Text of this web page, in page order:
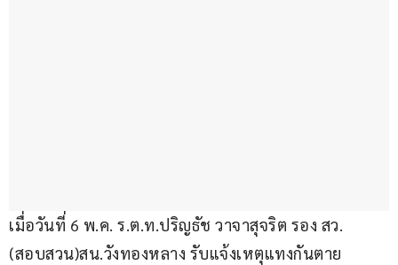
เมื่อวันที่ 6 พ.ค. ร.ต.ท.ปริญธัช วาจาสุจริต รอง สว.
(สอบสวน)สน.วังทองหลาง รับแจ้งเหตุแทงกันตาย